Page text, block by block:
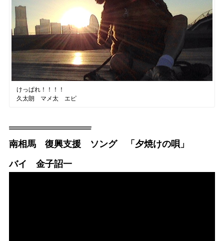
けっぱれ！！！！
久太朗 マメ太 エピ
南相馬 復興支援 ソング 「夕焼けの唄」
バイ 金子詔一